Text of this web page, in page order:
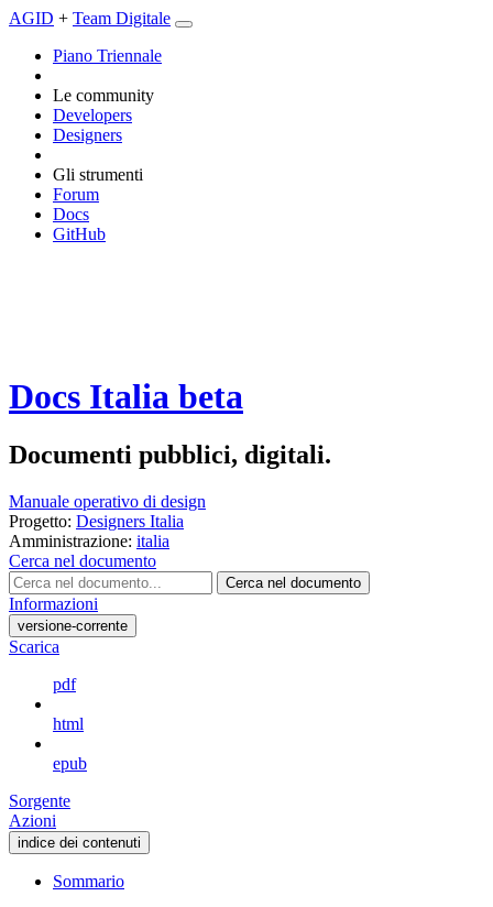
AGID + Team Digitale
Piano Triennale
Le community
Developers
Designers
Gli strumenti
Forum
Docs
GitHub
Docs Italia beta
Documenti pubblici, digitali.
Manuale operativo di design
Progetto: Designers Italia
Amministrazione: italia
Cerca nel documento
Cerca nel documento
Informazioni
versione-corrente
Scarica
pdf
html
epub
Sorgente
Azioni
indice dei contenuti
Sommario